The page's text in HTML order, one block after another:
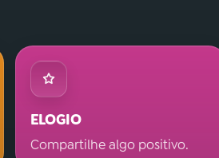
ELOGIO
Compartilhe algo positivo.